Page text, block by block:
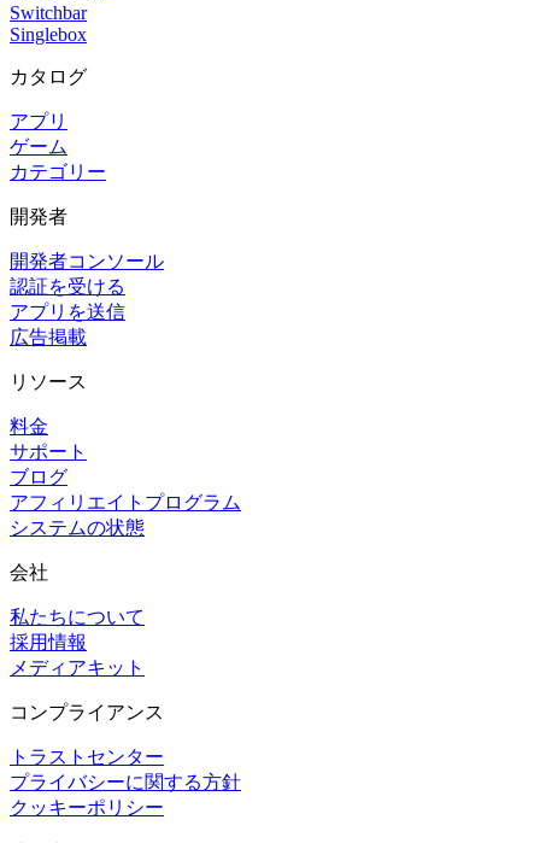
Switchbar
Singlebox
カタログ
アプリ
ゲーム
カテゴリー
開発者
開発者コンソール
認証を受ける
アプリを送信
広告掲載
リソース
料金
サポート
ブログ
アフィリエイトプログラム
システムの状態
会社
私たちについて
採用情報
メディアキット
コンプライアンス
トラストセンター
プライバシーに関する方針
クッキーポリシー